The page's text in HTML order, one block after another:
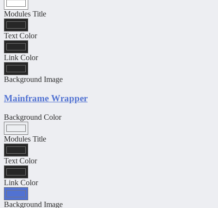
Modules Title
Text Color
Link Color
Background Image
Mainframe Wrapper
Background Color
Modules Title
Text Color
Link Color
Background Image